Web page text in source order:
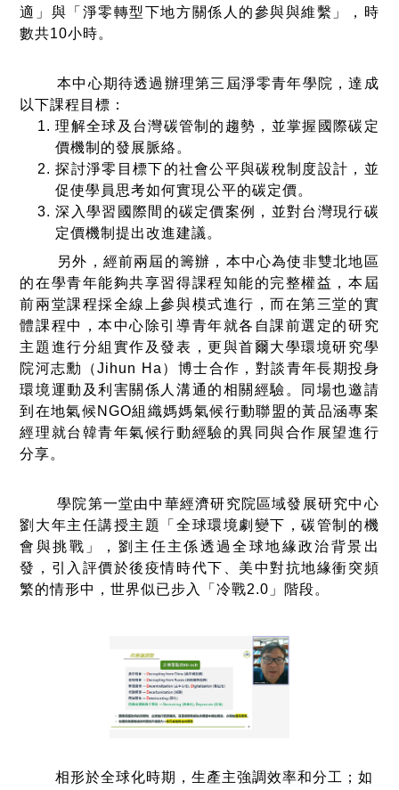
適」與「淨零轉型下地方關係人的參與與維繫」，時
數共10小時。
本中心期待透過辦理第三屆淨零青年學院，達成
以下課程目標：
理解全球及台灣碳管制的趨勢，並掌握國際碳定
價機制的發展脈絡。
探討淨零目標下的社會公平與碳稅制度設計，並
促使學員思考如何實現公平的碳定價。
深入學習國際間的碳定價案例，並對台灣現行碳
定價機制提出改進建議。
另外，經前兩屆的籌辦，本中心為使非雙北地區
的在學青年能夠共享習得課程知能的完整權益，本屆
前兩堂課程採全線上參與模式進行，而在第三堂的實
體課程中，本中心除引導青年就各自課前選定的研究
主題進行分組實作及發表，更與首爾大學環境研究學
院河志勳（Jihun Ha）博士合作，對談青年長期投身
環境運動及利害關係人溝通的相關經驗。同場也邀請
到在地氣候NGO組織媽媽氣候行動聯盟的黃品涵專案
經理就台韓青年氣候行動經驗的異同與合作展望進行
分享。
學院第一堂由中華經濟研究院區域發展研究中心
劉大年主任講授主題「全球環境劇變下，碳管制的機
會與挑戰」，劉主任主係透過全球地緣政治背景出
發，引入評價於後疫情時代下、美中對抗地緣衝突頻
繁的情形中，世界似已步入「冷戰2.0」階段。
相形於全球化時期，生產主強調效率和分工；如